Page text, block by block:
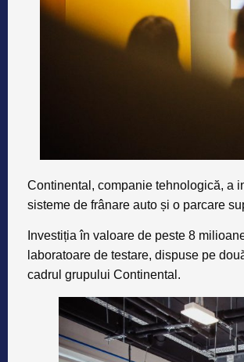
Continental, companie tehnologică, a
sisteme de frânare auto și o parcare
Investiția în valoare de peste 8
laboratoare de testare, dispuse pe
cadrul grupului Continental.